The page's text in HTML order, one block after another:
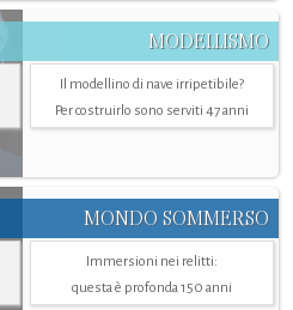
MODELLISMO
Il modellino di nave irripetibile?
Per costruirlo sono serviti 47 anni
MONDO SOMMERSO
Immersioni nei relitti:
questa è profonda 150 anni